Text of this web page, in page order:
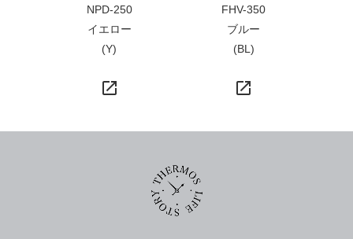
NPD-250
イエロー
(Y)
launch
FHV-350
ブルー
(BL)
launch